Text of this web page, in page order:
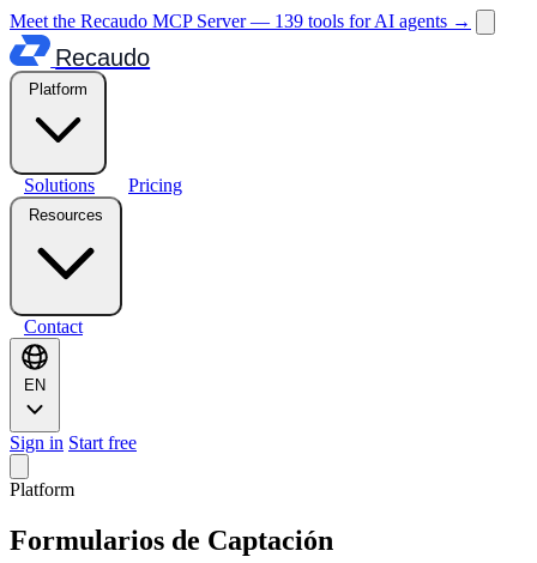
Meet the Recaudo MCP Server — 139 tools for AI agents →
Recaudo
Platform
Solutions Pricing
Resources
Contact
EN
Sign in Start free
Platform
Formularios de Captación